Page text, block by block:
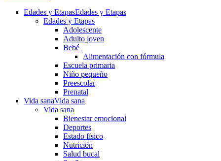
Edades y EtapasEdades y Etapas
Edades y Etapas
Adolescente
Adulto joven
Bebé
Alimentación con fórmula
Escuela primaria
Niño pequeño
Preescolar
Prenatal
Vida sanaVida sana
Vida sana
Bienestar emocional
Deportes
Estado físico
Nutrición
Salud bucal